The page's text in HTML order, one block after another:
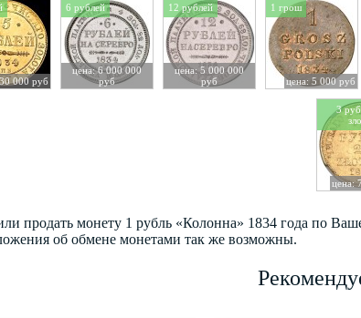
000 руб
6 рублей
цена: 6 000 000
руб
12 рублей
цена: 5 000 000
руб
1 грош
цена: 5 000 руб
3
цена:
продать монету 1 рубль «Колонна» 1834 года по
об обмене монетами так же возможны.